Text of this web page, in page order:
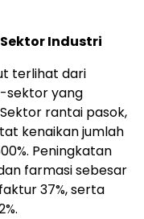
Industri
terlihat dari
sektor yang
rantai pasok,
kenaikan jumlah
Peningkatan
farmasi sebesar
37%, serta